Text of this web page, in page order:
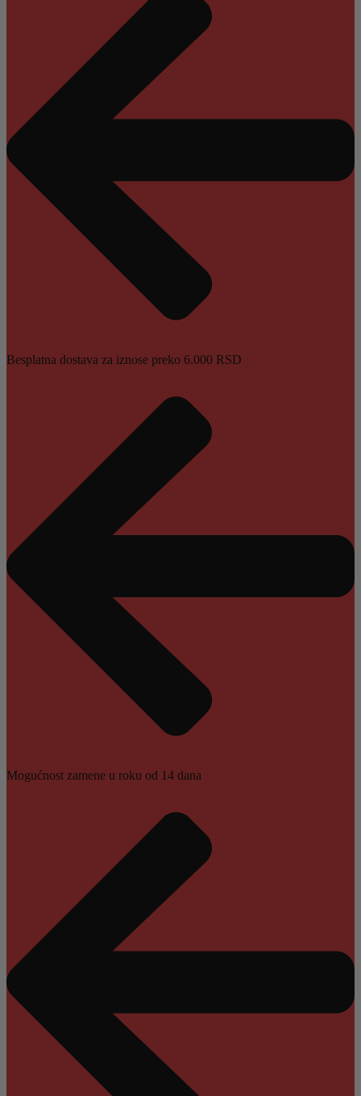
Besplatna dostava za iznose preko 6.000 RSD
Mogućnost zamene u roku od 14 dana